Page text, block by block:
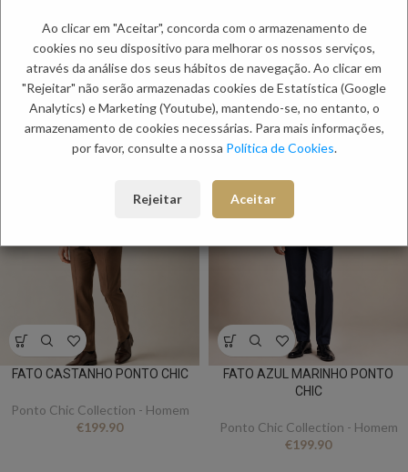
Etiqueta: Dia do Pai
PRODUTOS RELACIONADOS:
FATO CASTANHO PONTO CHIC
Ponto Chic Collection - Homem
€199.90
FATO AZUL MARINHO PONTO
CHIC
Ponto Chic Collection - Homem
€199.90
Ao clicar em "Aceitar", concorda com o armazenamento de
cookies no seu dispositivo para melhorar os nossos serviços,
através da análise dos seus hábitos de navegação. Ao clicar em
"Rejeitar" não serão armazenadas cookies de Estatística (Google
Analytics) e Marketing (Youtube), mantendo-se, no entanto, o
armazenamento de cookies necessárias. Para mais informações,
por favor, consulte a nossa Política de Cookies.
Rejeitar Aceitar